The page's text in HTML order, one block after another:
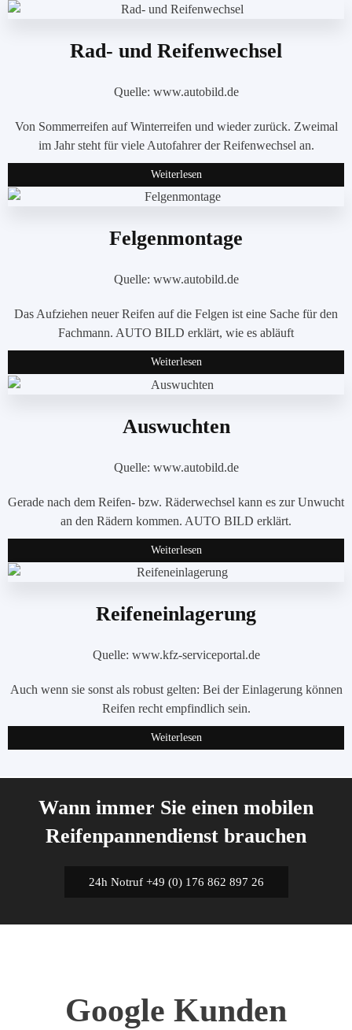
Rad- und Reifenwechsel
Quelle: www.autobild.de
Von Sommerreifen auf Winterreifen und wieder zurück. Zweimal
im Jahr steht für viele Autofahrer der Reifenwechsel an.
Weiterlesen
Felgenmontage
Quelle: www.autobild.de
Das Aufziehen neuer Reifen auf die Felgen ist eine Sache für den
Fachmann. AUTO BILD erklärt, wie es abläuft
Weiterlesen
Auswuchten
Quelle: www.autobild.de
Gerade nach dem Reifen- bzw. Räderwechsel kann es zur Unwucht
an den Rädern kommen. AUTO BILD erklärt.
Weiterlesen
Reifeneinlagerung
Quelle: www.kfz-serviceportal.de
Auch wenn sie sonst als robust gelten: Bei der Einlagerung können
Reifen recht empfindlich sein.
Weiterlesen
Wann immer Sie einen mobilen
Reifenpannendienst brauchen
24h Notruf +49 (0) 176 862 897 26
Google Kunden